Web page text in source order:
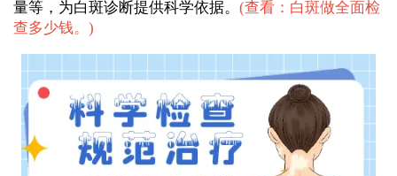
量等，为白斑诊断提供科学依据。 (查看：白斑做全面检
查多少钱。 )